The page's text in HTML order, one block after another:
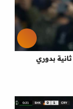
هدف إسمايلا سار في مرمي شاختار بعد 21 ثانية بدوري